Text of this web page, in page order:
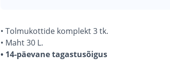
• Tolmukottide komplekt 3 tk.
• Maht 30 L.
• 14-päevane tagastusõigus